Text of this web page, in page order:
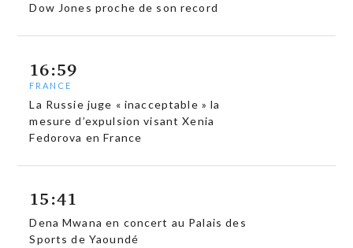
Dow Jones proche de son record
16:59
FRANCE
La Russie juge « inacceptable » la
mesure d’expulsion visant Xenia
Fedorova en France
15:41
Dena Mwana en concert au Palais des
Sports de Yaoundé